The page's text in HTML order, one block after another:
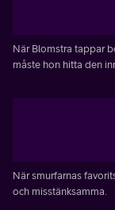
När Blomstra tappar
måste hon hitta den
När smurfarnas
och misstänksamma.